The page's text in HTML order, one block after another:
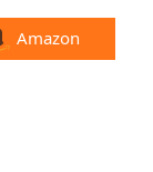
Amazon